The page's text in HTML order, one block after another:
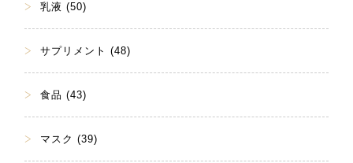
乳液 (50)
サプリメント (48)
食品 (43)
マスク (39)